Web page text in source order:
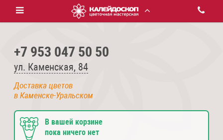
+7 953 047 50 50
ул. Каменская, 84
Доставка цветов
в Каменске-Уральском
В вашей корзине
пока ничего нет